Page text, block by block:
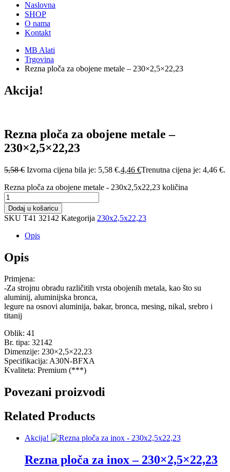
Naslovna
SHOP
O nama
Kontakt
MB Alati
Trgovina
Rezna ploča za obojene metale – 230×2,5×22,23
Akcija!
Rezna ploča za obojene metale –
230×2,5×22,23
5,58€ Izvorna cijena bila je: 5,58 €.4,46 €Trenutna cijena je: 4,46 €.
Rezna ploča za obojene metale - 230x2,5x22,23 količina
Dodaj u košaricu
SKU T41 32142 Kategorija 230x2,5x22,23
Opis
Opis
Primjena:
-Za strojnu obradu različitih vrsta obojenih metala, kao što su
aluminij, aluminijska bronca,
legure na osnovi aluminija, bakar, bronca, mesing, nikal, srebro i
titanij
Oblik: 41
Br. tipa: 32142
Dimenzije: 230×2,5×22,23
Specifikacija: A30N-BFXA
Kvaliteta: Premium (***)
Povezani proizvodi
Related Products
Akcija!
Rezna ploča za inox – 230×2,5×22,23